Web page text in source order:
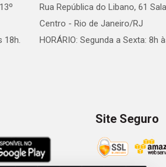
18h.
Rua República do Libano, 61
Centro - Rio de Janeiro/RJ
HORÁRIO: Segunda a Sexta: 8h
Site Seguro